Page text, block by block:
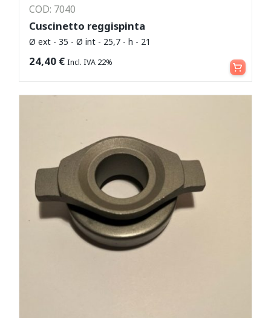
COD: 7040
Cuscinetto reggispinta
Ø ext - 35 - Ø int - 25,7 - h - 21
24,40 € Incl. IVA 22% Aggiungi al carrello